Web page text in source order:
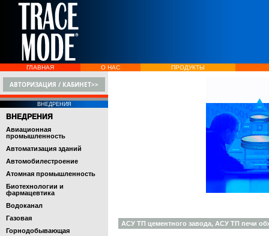
ГЛАВНАЯ О НАС ПРОДУКТЫ
АВТОРИЗАЦИЯ / КАБИНЕТ>>
ВНЕДРЕНИЯ
ВНЕДРЕНИЯ
Авиационная
промышленность
Автоматизация зданий
Автомобилестроение
Атомная промышленность
Биотехнологии и
фармацевтика
Водоканал
Газовая
Горнодобывающая
АСУ ТП цементного завода, АСУ ТП печи